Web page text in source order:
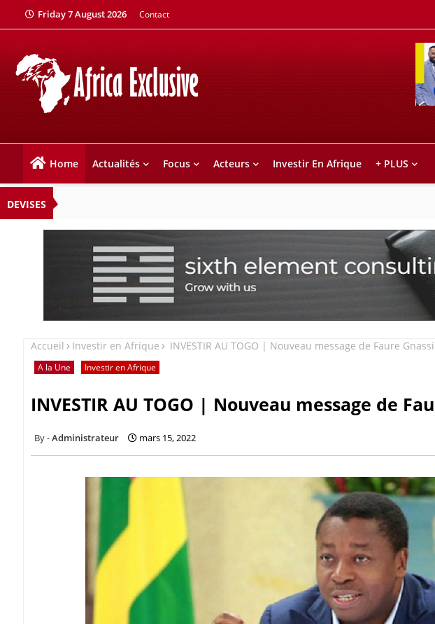
Friday 7 August 2026 Contact
Home Actualités Focus Acteurs Investir En Afrique + PLUS
DEVISES
Accueil Investir en Afrique INVESTIR AU TOGO | Nouveau message de Faure
A la Une Investir en Afrique
INVESTIR AU TOGO | Nouveau message de
Administrateur mars 15, 2022